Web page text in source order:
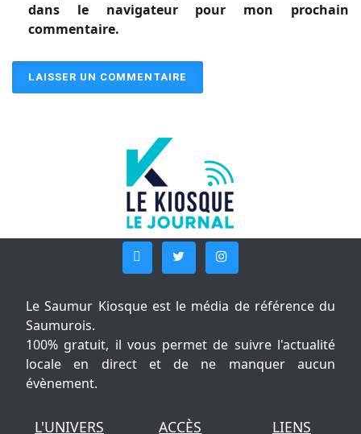
dans le navigateur pour mon prochain
commentaire.
Le Saumur Kiosque est le média de référence du
Saumurois.
100% gratuit, il vous permet de suivre l'actualité
locale en direct et de ne manquer aucun
évènement.
L'UNIVERS ACCÈS LIENS